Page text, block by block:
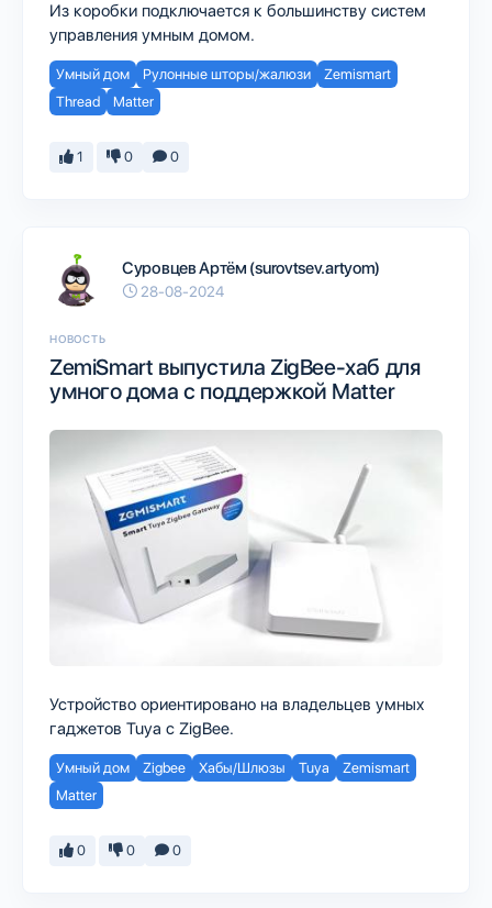
Из коробки подключается к большинству систем
управления умным домом.
Умный дом Рулонные шторы/жалюзи
Zemismart
Thread
Matter
1 0 0
Суровцев Артём (surovtsev.artyom)
28-08-2024
НОВОСТЬ
ZemiSmart выпустила ZigBee-хаб для
умного дома с поддержкой Matter
Устройство ориентировано на владельцев умных
гаджетов Tuya с ZigBee.
Умный дом Zigbee Хабы/Шлюзы Tuya
Zemismart
Matter
0 0 0